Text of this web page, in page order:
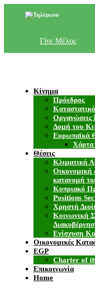
Γίνε Μέλος
Κίνημα
Πρόεδρος
Καταστατικό
Οργανώσεις
Δομή του
Ευρωπαϊκά
Χάρτα
Θέσεις
Κλιματική
Οικονομική
κατανομή
Κυπριακό
Positions
Χρηστή
Κοινωνική
Ενίσχυση
Οικονομικές
EGP
Charter of
Επικοινωνία
Home